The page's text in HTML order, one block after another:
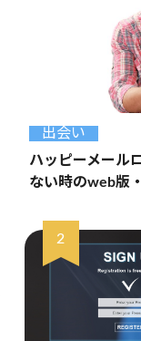
出会い
ハッピーメール
ない時のweb版